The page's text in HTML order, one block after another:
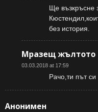
Ще възкръсне
без история.
Мразещ жълтото
03.03.2018 at 17:59
Рачо,ти път
Анонимен